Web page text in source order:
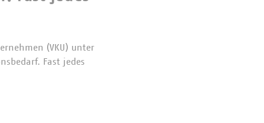
(VKU) unter
Fast jedes